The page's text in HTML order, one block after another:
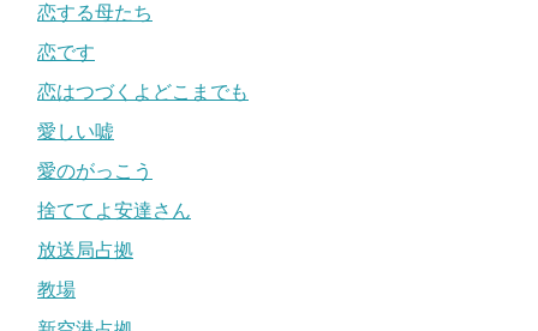
恋する母たち
恋です
恋はつづくよどこまでも
愛しい嘘
愛のがっこう
捨ててよ安達さん
放送局占拠
教場